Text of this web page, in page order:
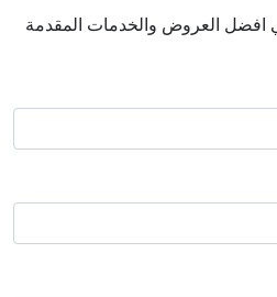
افضل العروض والخدمات المقدمة